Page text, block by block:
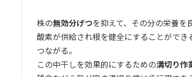
株の無効分げつを抑えて、その分の栄養
酸素が供給され根を健全にすることがで
つながる。
この中干しを効果的にするための溝切り作